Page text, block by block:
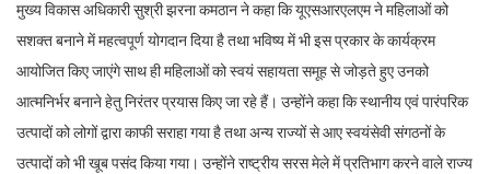
मुख्य विकास अधिकारी सुश्री झरना कमठान ने कहा कि यूएसआरएलएम ने महिलाओं को
सशक्त बनाने में महत्वपूर्ण योगदान दिया है तथा भविष्य में भी इस प्रकार के कार्यक्रम
आयोजित किए जाएंगे साथ ही महिलाओं को स्वयं सहायता समूह से जोड़ते हुए उनको
आत्मनिर्भर बनाने हेतु निरंतर प्रयास किए जा रहे हैं। उन्होंने कहा कि स्थानीय एवं पारंपरिक
उत्पादों को लोगों द्वारा काफी सराहा गया है तथा अन्य राज्यों से आए स्वयंसेवी संगठनों के
उत्पादों को भी खूब पसंद किया गया। उन्होंने राष्ट्रीय सरस मेले में प्रतिभाग करने वाले राज्य